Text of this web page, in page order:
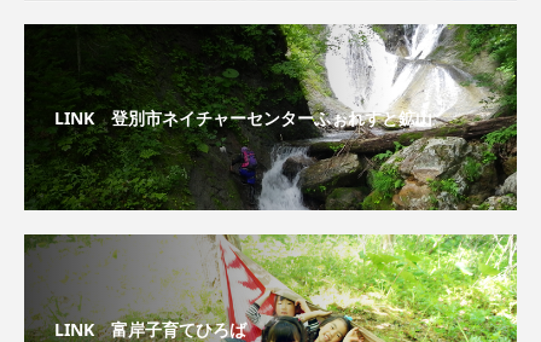
LINK 登別市ネイチャーセンターふぉれすと鉱山
LINK 富岸子育てひろば